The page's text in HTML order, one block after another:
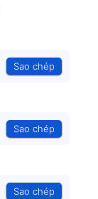
Sao chép
Sao chép
Sao chép